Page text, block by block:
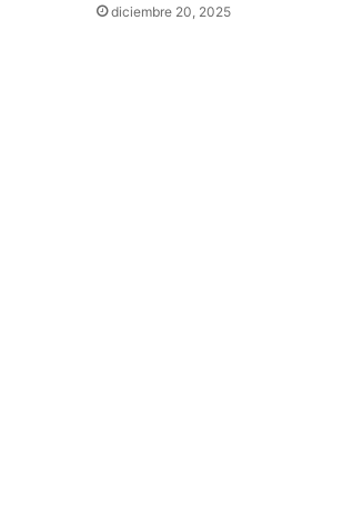
diciembre 20, 2025